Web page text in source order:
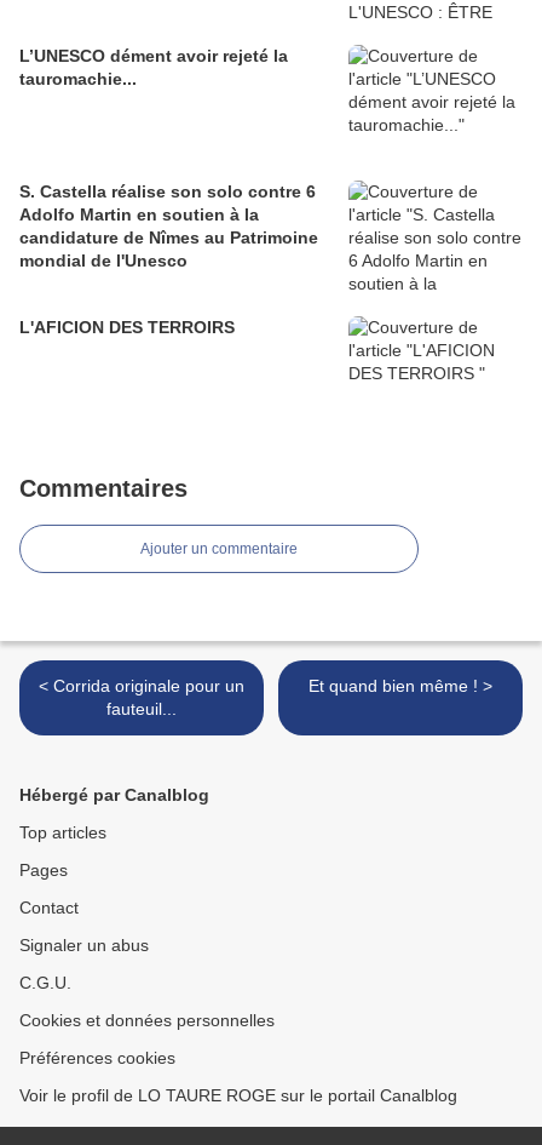
L’UNESCO dément avoir rejeté la
tauromachie...
S. Castella réalise son solo contre 6
Adolfo Martin en soutien à la
candidature de Nîmes au Patrimoine
mondial de l'Unesco
L'AFICION DES TERROIRS
Commentaires
Ajouter un commentaire
< Corrida originale pour un
fauteuil...
Et quand bien même ! >
Hébergé par Canalblog
Top articles
Pages
Contact
Signaler un abus
C.G.U.
Cookies et données personnelles
Préférences cookies
Voir le profil de LO TAURE ROGE sur le portail Canalblog